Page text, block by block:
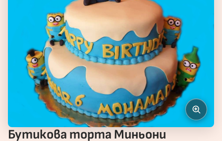
Бутикова торта Миньони